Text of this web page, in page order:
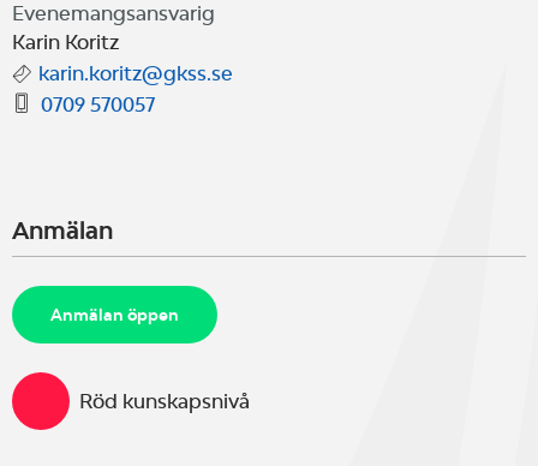
Evenemangsansvarig
Karin Koritz
karin.koritz@gkss.se
0709 570057
Anmälan
Anmälan öppen
Röd kunskapsnivå